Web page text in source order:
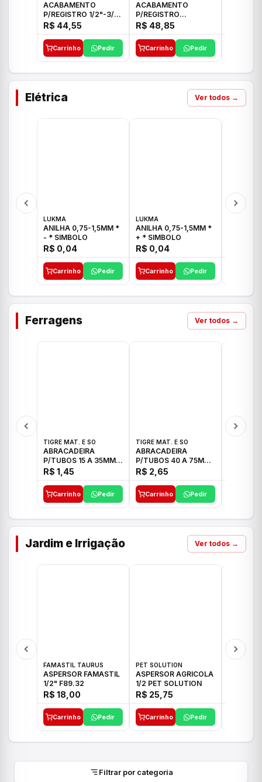
ACABAMENTO
P/REGISTRO 1/2"-3/4"
E 1"C21.PQ DECA
R$ 44,55
Carrinho Pedir
ACABAMENTO
P/REGISTRO
1/2"-3/4"-1" ACB M
CS 33 ICO
R$ 48,85
Carrinho Pedir
Elétrica Ver todos →
LUKMA
ANILHA 0,75-1,5MM *
- * SIMBOLO
R$ 0,04
Carrinho Pedir
LUKMA
ANILHA 0,75-1,5MM *
+ * SIMBOLO
R$ 0,04
Carrinho Pedir
Ferragens Ver todos →
TIGRE MAT. E SO
ABRACADEIRA
P/TUBOS 15 A 35MM
TIGRE
R$ 1,45
Carrinho Pedir
TIGRE MAT. E SO
ABRACADEIRA
P/TUBOS 40 A 75MM
TIGRE
R$ 2,65
Carrinho Pedir
Jardim e Irrigação Ver todos →
FAMASTIL TAURUS
ASPERSOR FAMASTIL
1/2" F89.32
R$ 18,00
Carrinho Pedir
PET SOLUTION
ASPERSOR AGRICOLA
1/2 PET SOLUTION
R$ 25,75
Carrinho Pedir
Filtrar por categoria